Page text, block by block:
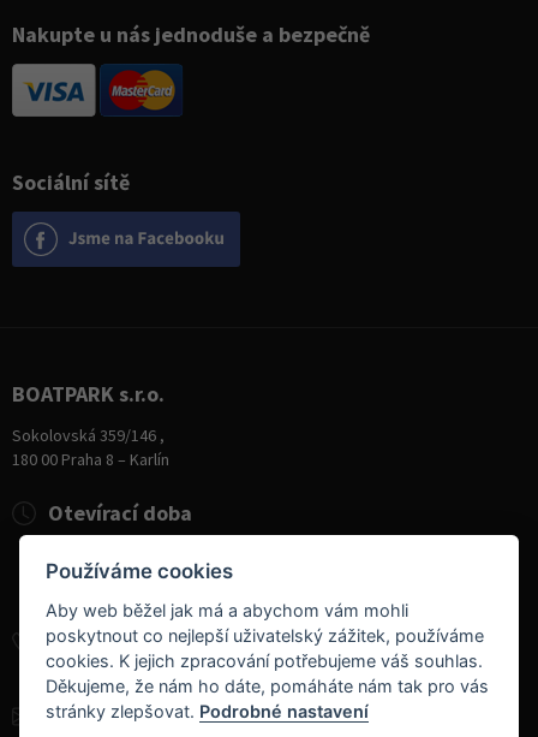
Sociální sítě
Nakupte u nás jednoduše a bezpečně
BOATPARK s.r.o.
Sokolovská 359/146 ,
180 00 Praha 8 – Karlín
+420 284 826 787
+420 604 728 042
info@boatpark.cz
Otevírací doba
Úterý - Pátek
10:00 - 19:00
Sobota
9:00 - 14:00
Používáme cookies
Aby web běžel jak má a abychom vám mohli
poskytnout co nejlepší uživatelský zážitek, používáme
cookies. K jejich zpracování potřebujeme váš souhlas.
Děkujeme, že nám ho dáte, pomáháte nám tak pro vás
stránky zlepšovat. Podrobné nastavení